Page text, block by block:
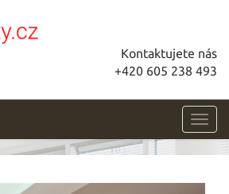
Kontaktujete nás
+420 605 238 493